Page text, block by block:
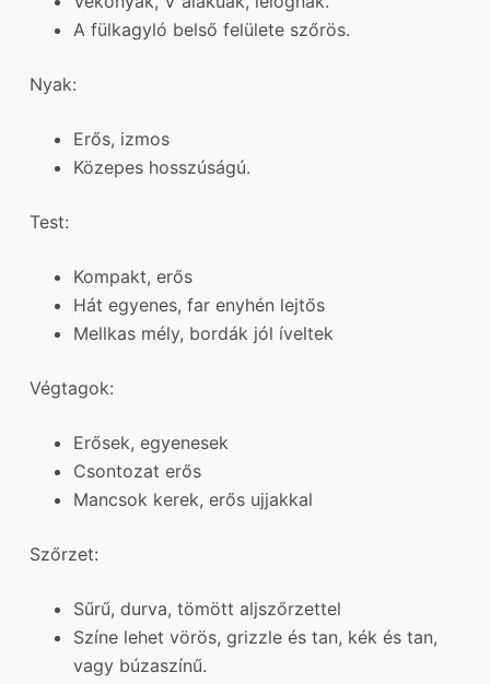
A fülkagyló belső felülete szőrös.
Nyak:
Erős, izmos
Közepes hosszúságú.
Test:
Kompakt, erős
Hát egyenes, far enyhén lejtős
Mellkas mély, bordák jól íveltek
Végtagok:
Erősek, egyenesek
Csontozat erős
Mancsok kerek, erős ujjakkal
Szőrzet:
Sűrű, durva, tömött aljszőrzettel
Színe lehet vörös, grizzle és tan, kék és tan,
vagy búzaszínű.